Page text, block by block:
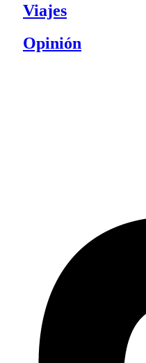
Viajes
Opinión